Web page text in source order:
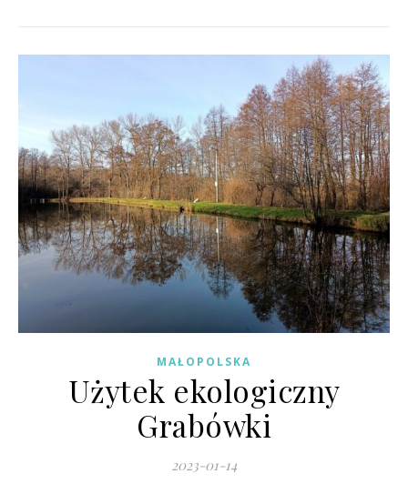
MAŁOPOLSKA
Użytek ekologiczny
Grabówki
2023-01-14